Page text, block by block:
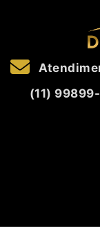
(11)